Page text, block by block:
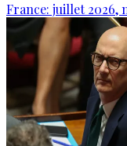
France: juillet 2026,